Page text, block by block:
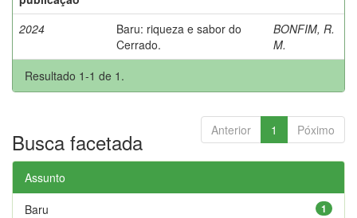
2024
Baru: riqueza e sabor do
Cerrado.
BONFIM, R.
M.
Resultado 1-1 de 1.
Anterior 1 Póximo
Busca facetada
Assunto
1
Baru